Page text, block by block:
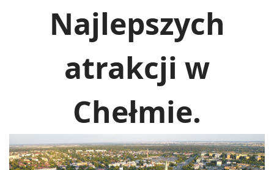
Najlepszych
atrakcji w
Chełmie.